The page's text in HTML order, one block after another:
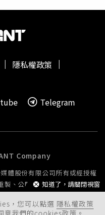
，您可以點選 隱私權政策
意我們的cookies政策。
知道了，請關閉視窗
隱私權政策
Telegram
Company
體股份有限公司所有或經授權
製、公開播送或公開傳輸。